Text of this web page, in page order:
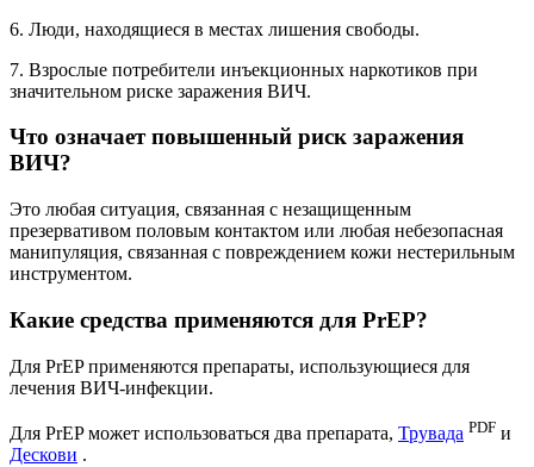
6. Люди, находящиеся в местах лишения свободы.
7. Взрослые потребители инъекционных наркотиков при
значительном риске заражения ВИЧ.
Что означает повышенный риск заражения
ВИЧ?
Это любая ситуация, связанная с незащищенным
презервативом половым контактом или любая небезопасная
манипуляция, связанная с повреждением кожи нестерильным
инструментом.
Какие средства применяются для PrEP?
Для PrEP применяются препараты, использующиеся для
лечения ВИЧ-инфекции.
Для PrEP может использоваться два препарата, Трувада PDF и
Дескови .